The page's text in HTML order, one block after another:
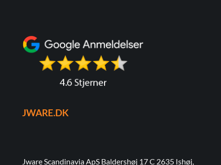
JWARE.DK
Jware Scandinavia ApS Baldershøj 17 C 2635 Ishøj,